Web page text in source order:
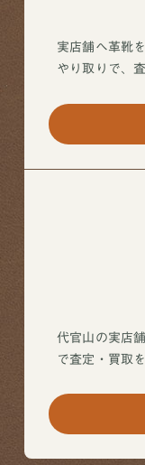
実店舗へ革靴
やり取りで、
代官山の実店
で査定・買取